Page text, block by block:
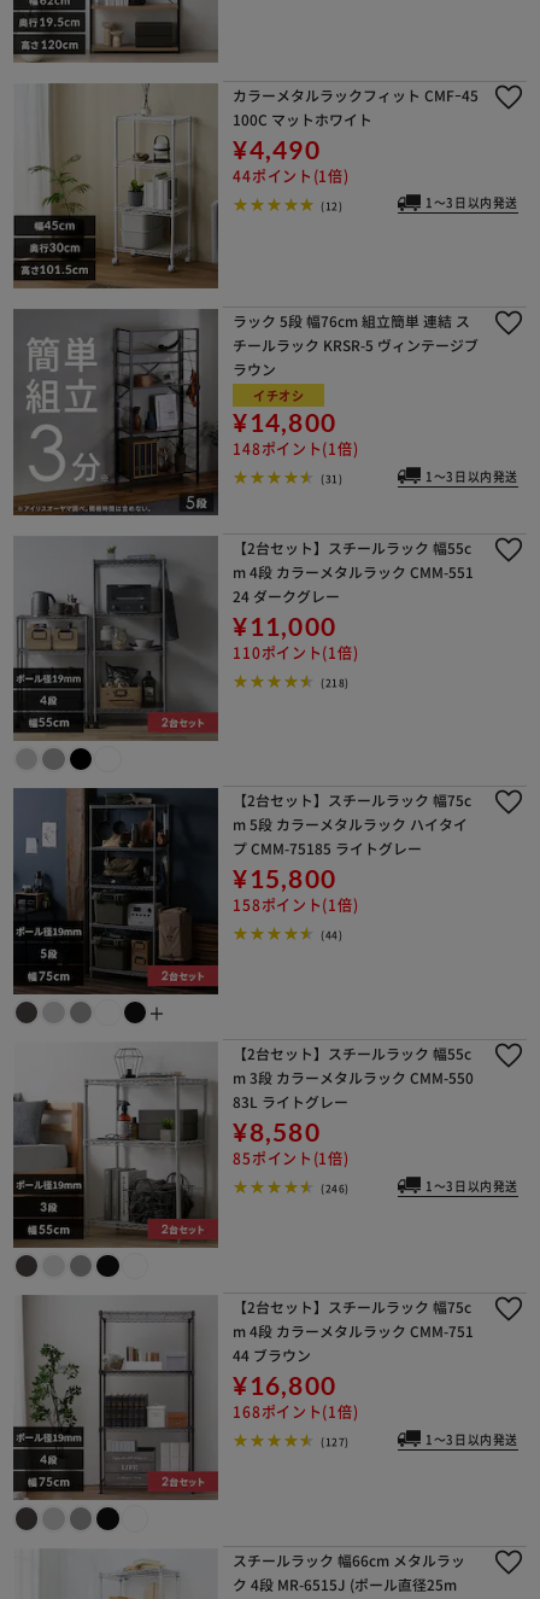
カラーメタルラックフィット CMFｰ45
100C マットホワイト
¥4,490
44ポイント(1倍)
(12) 1～3日以内発送
ラック 5段 幅76cm 組立簡単 連結 ス
チールラック KRSR-5 ヴィンテージブ
ラウン
イチオシ
¥14,800
148ポイント(1倍)
(31) 1～3日以内発送
【2台セット】スチールラック 幅55c
m 4段 カラーメタルラック CMM-551
24 ダークグレー
¥11,000
110ポイント(1倍)
(218)
＋
【2台セット】スチールラック 幅75c
m 5段 カラーメタルラック ハイタイ
プ CMM-75185 ライトグレー
¥15,800
158ポイント(1倍)
(44)
【2台セット】スチールラック 幅55c
m 3段 カラーメタルラック CMM-550
83L ライトグレー
¥8,580
85ポイント(1倍)
(246) 1～3日以内発送
【2台セット】スチールラック 幅75c
m 4段 カラーメタルラック CMM-751
44 ブラウン
¥16,800
168ポイント(1倍)
(127) 1～3日以内発送
スチールラック 幅66cm メタルラッ
ク 4段 MR-6515J (ポール直径25m